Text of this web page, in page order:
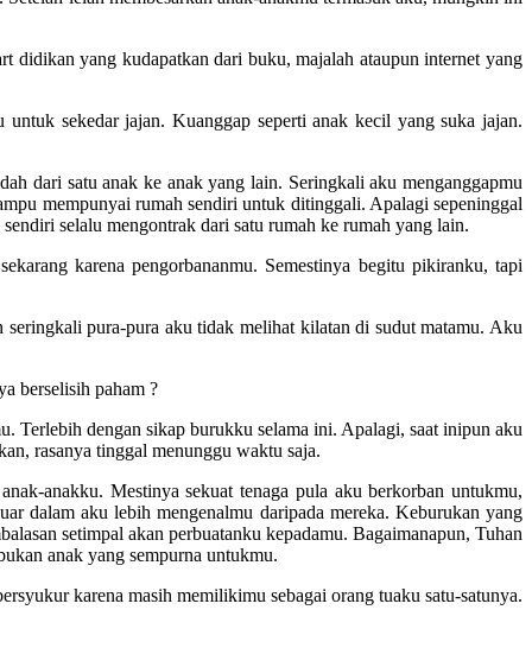
didikan yang kudapatkan dari buku, majalah ataupun internet yang
sekedar jajan. Kuanggap seperti anak kecil yang suka jajan.
dari satu anak ke anak yang lain. Seringkali aku menganggapmu
mempunyai rumah sendiri untuk ditinggali. Apalagi sepeninggal
selalu mengontrak dari satu rumah ke rumah yang lain.
karena pengorbananmu. Semestinya begitu pikiranku, tapi
seringkali pura-pura aku tidak melihat kilatan di sudut matamu. Aku
berselisih paham ?
Terlebih dengan sikap burukku selama ini. Apalagi, saat inipun aku
rasanya tinggal menunggu waktu saja.
anakku. Mestinya sekuat tenaga pula aku berkorban untukmu,
dalam aku lebih mengenalmu daripada mereka. Keburukan yang
setimpal akan perbuatanku kepadamu. Bagaimanapun, Tuhan
anak yang sempurna untukmu.
karena masih memilikimu sebagai orang tuaku satu-satunya.